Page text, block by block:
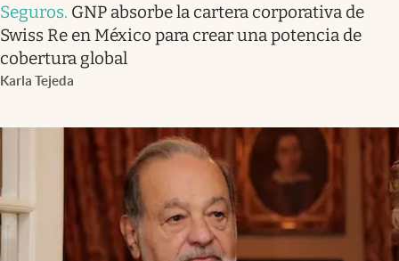
Seguros. GNP absorbe la cartera corporativa de
Swiss Re en México para crear una potencia de
cobertura global
Karla Tejeda